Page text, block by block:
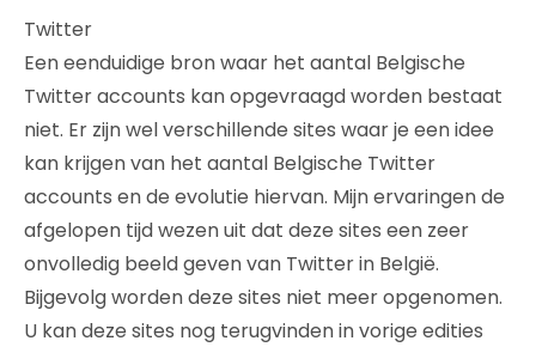
Twitter
Een eenduidige bron waar het aantal Belgische
Twitter accounts kan opgevraagd worden bestaat
niet. Er zijn wel verschillende sites waar je een idee
kan krijgen van het aantal Belgische Twitter
accounts en de evolutie hiervan. Mijn ervaringen de
afgelopen tijd wezen uit dat deze sites een zeer
onvolledig beeld geven van Twitter in België.
Bijgevolg worden deze sites niet meer opgenomen.
U kan deze sites nog terugvinden in vorige edities